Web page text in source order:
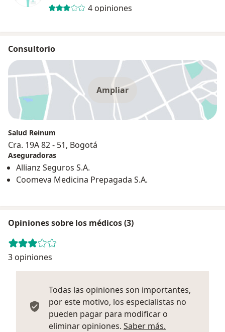
4 opiniones
Consultorio
Ampliar
Salud Reinum
Cra. 19A 82 ‐ 51, Bogotá
Aseguradoras
Allianz Seguros S.A.
Coomeva Medicina Prepagada S.A.
Opiniones sobre los médicos (3)
3 opiniones
Todas las opiniones son importantes,
por este motivo, los especialistas no
pueden pagar para modificar o
eliminar opiniones. Saber más.